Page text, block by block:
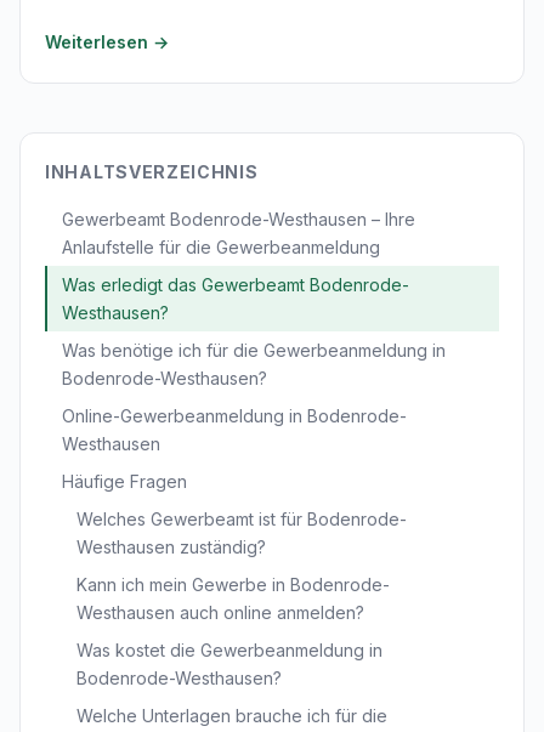
Weiterlesen →
INHALTSVERZEICHNIS
Gewerbeamt Bodenrode-Westhausen – Ihre
Anlaufstelle für die Gewerbeanmeldung
Was erledigt das Gewerbeamt Bodenrode-
Westhausen?
Was benötige ich für die Gewerbeanmeldung in
Bodenrode-Westhausen?
Online-Gewerbeanmeldung in Bodenrode-
Westhausen
Häufige Fragen
Welches Gewerbeamt ist für Bodenrode-
Westhausen zuständig?
Kann ich mein Gewerbe in Bodenrode-
Westhausen auch online anmelden?
Was kostet die Gewerbeanmeldung in
Bodenrode-Westhausen?
Welche Unterlagen brauche ich für die